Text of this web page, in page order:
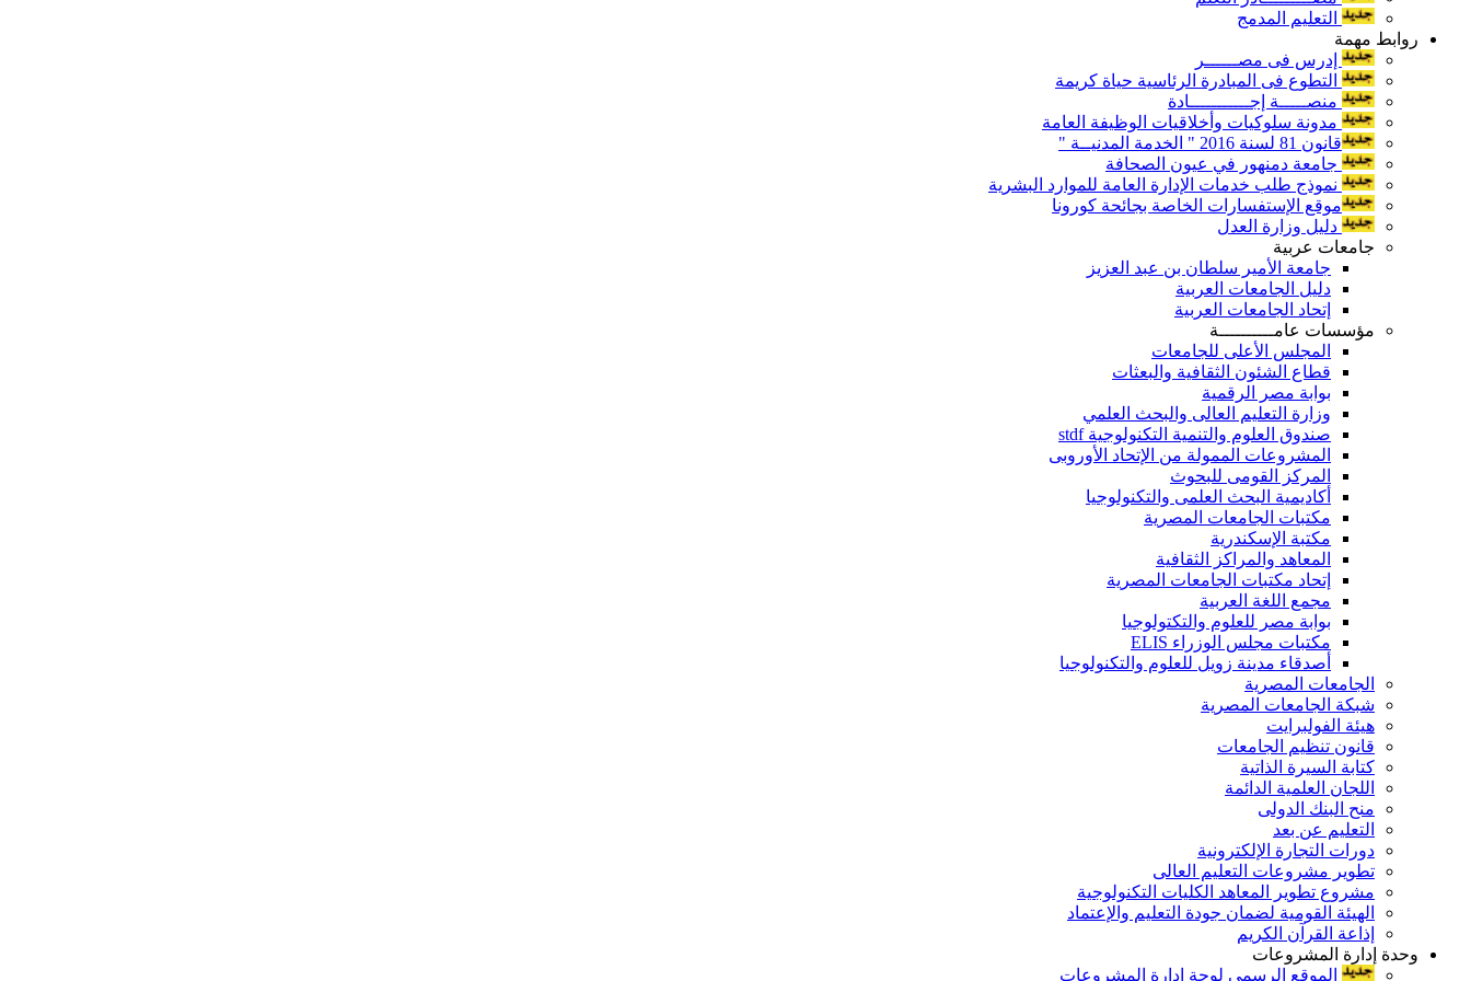
التعليم المدمج
روابط مهمة
إدرس فى مصــــــر
التطوع فى المبادرة الرئاسية حياة كريمة
منصـــــة إجـــــــــــادة
مدونة سلوكيات وأخلاقيات الوظيفة العامة
قانون 81 لسنة 2016 " الخدمة المدنيــة "
جامعة دمنهور في عيون الصحافة
نموذج طلب خدمات الإدارة العامة للموارد البشرية
موقع الإستفسارات الخاصة بجائحة كورونا
دليل وزارة العدل
جامعات عربية
جامعة الأمير سلطان بن عبد العزيز
دليل الجامعات العربية
إتحاد الجامعات العربية
مؤسسات عامــــــــــة
المجلس الأعلى للجامعات
قطاع الشئون الثقافية والبعثات
بوابة مصر الرقمية
وزارة التعليم العالى والبحث العلمي
صندوق العلوم والتنمية التكنولوجية stdf
المشروعات الممولة من الإتحاد الأوروبى
المركز القومى للبحوث
أكاديمية البحث العلمى والتكنولوجيا
مكتبات الجامعات المصرية
مكتبة الإسكندرية
المعاهد والمراكز الثقافية
إتحاد مكتبات الجامعات المصرية
مجمع اللغة العربية
بوابة مصر للعلوم والتكتولوجيا
مكتبات مجلس الوزراء ELIS
أصدقاء مدينة زويل للعلوم والتكنولوجيا
الجامعات المصرية
شبكة الجامعات المصرية
هيئة الفولبرايت
قانون تنظيم الجامعات
كتابة السيرة الذاتية
اللجان العلمية الدائمة
منح البنك الدولى
التعليم عن بعد
دورات التجارة الإلكترونية
تطوير مشروعات التعليم العالى
مشروع تطوير المعاهد الكليات التكنولوجية
الهيئة القومية لضمان جودة التعليم والإعتماد
إذاعة القرآن الكريم
وحدة إدارة المشروعات
الموقع الرسمى لوحة إدارة المشروعات